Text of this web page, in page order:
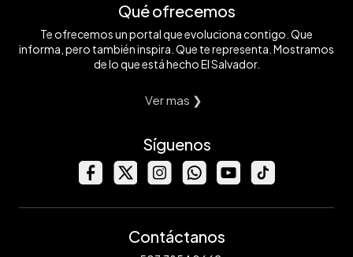
Qué ofrecemos
Te ofrecemos un portal que evoluciona contigo. Que
informa, pero también inspira. Que te representa. Mostramos
de lo que está hecho El Salvador.
Ver mas ❯
Síguenos
Contáctanos